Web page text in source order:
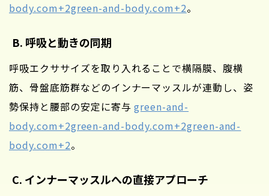
body.com+2green-and-body.com+2。
B. 呼吸と動きの同期
呼吸エクササイズを取り入れることで横隔膜、腹横
筋、骨盤底筋群などのインナーマッスルが連動し、姿
勢保持と腰部の安定に寄与green-and-
body.com+2green-and-body.com+2green-and-
body.com+2。
C. インナーマッスルへの直接アプローチ